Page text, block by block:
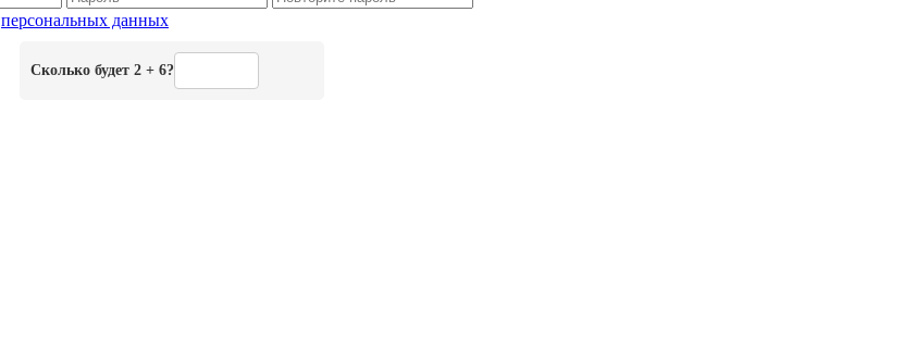
персональных данных
Сколько будет 2 + 6?